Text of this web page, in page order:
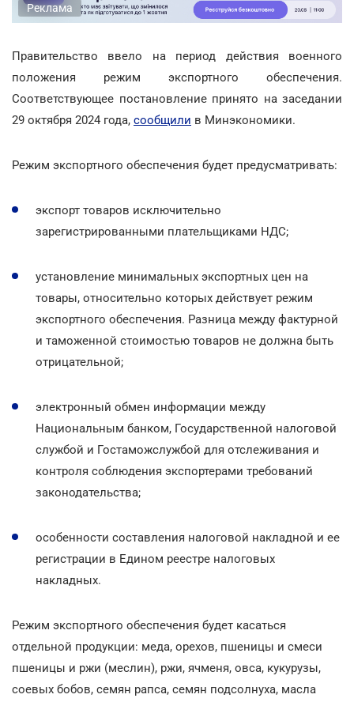
Реклама
Правительство ввело на период действия военного
положения режим экспортного обеспечения.
Соответствующее постановление принято на заседании
29 октября 2024 года, сообщили в Минэкономики.
Режим экспортного обеспечения будет предусматривать:
экспорт товаров исключительно
зарегистрированными плательщиками НДС;
установление минимальных экспортных цен на
товары, относительно которых действует режим
экспортного обеспечения. Разница между фактурной
и таможенной стоимостью товаров не должна быть
отрицательной;
электронный обмен информации между
Национальным банком, Государственной налоговой
службой и Гостаможслужбой для отслеживания и
контроля соблюдения экспортерами требований
законодательства;
особенности составления налоговой накладной и ее
регистрации в Едином реестре налоговых
накладных.
Режим экспортного обеспечения будет касаться
отдельной продукции: меда, орехов, пшеницы и смеси
пшеницы и ржи (меслин), ржи, ячменя, овса, кукурузы,
соевых бобов, семян рапса, семян подсолнуха, масла